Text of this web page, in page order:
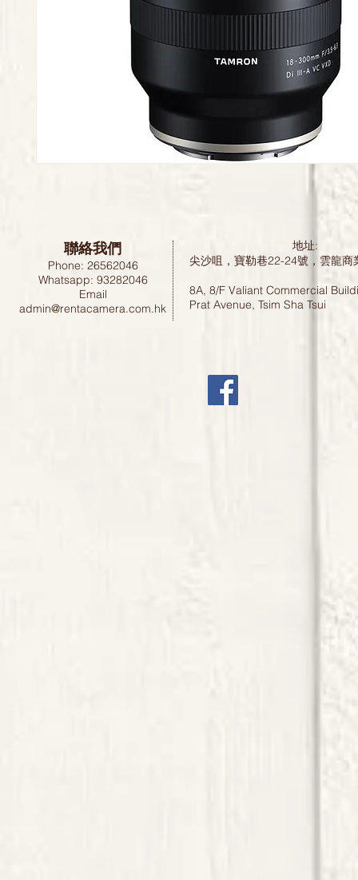
聯絡我們
Phone: 26562046
Whatsapp: 93282046
Email
admin@rentacamera.com.hk
地址:
尖沙咀，寶勒巷22-24號，雲龍
8A, 8/F Valiant Commercial
Prat Avenue, Tsim Sha Tsui